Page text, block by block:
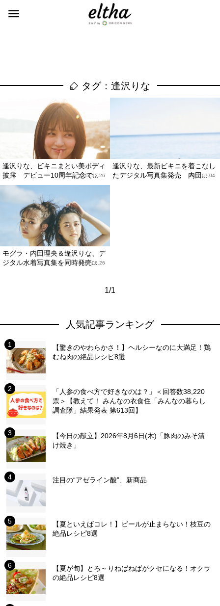
タグ：逢沢りな
逢沢りな、ビキニまとい美ボディ
披露 デビュー10周年記念で...
2018.12.26
逢沢りな、最新ビキニを着こなし
たデジタル写真集発売 内田...
2017.07.04
モグラ・内田理央＆逢沢りな、デ
ジタル水着写真集を同時発売...
2017.06.26
1/1
人気記事ランキング
【驚きのやわらかさ！】ヘルシーなのに大満足！鶏
むね肉の絶品レシピ8選
「人参の食べ方で好きなのは？」＜回答数38,220
票＞【教えて！ みんなの衣食住「みんなの暮らし
調査隊」結果発表 第613回】
【今日の献立】2026年8月6日(木)「豚肉のみそ漬
け焼き」
注目の“アゼライン酸”、新商品
【夏といえばコレ！】ビールが止まらない！枝豆の
絶品レシピ8選
【夏が旬】とろ～りねばねばがクセになる！オクラ
の絶品レシピ8選